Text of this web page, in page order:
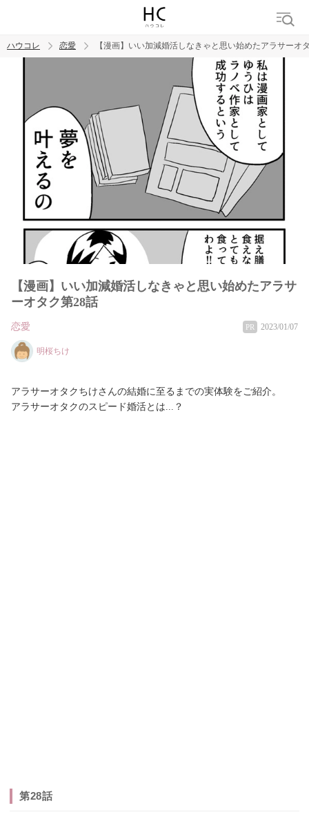
トレンド ワード
恋愛
ハウコレ 恋愛 【漫画】いい加減婚活しなきゃと思い始めたアラサーオ
【漫画】いい加減婚活しなきゃと思い始めたアラサ
ーオタク第28話
恋愛 PR 2023/01/07
明桜ちけ
アラサーオタクちけさんの結婚に至るまでの実体験をご紹介。
アラサーオタクのスピード婚活とは...？
第28話